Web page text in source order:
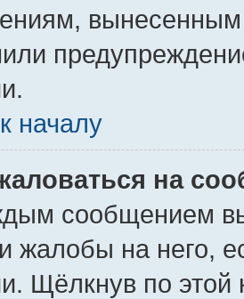
началу
на
сообщением
жалобы на него,
Щёлкнув по этой